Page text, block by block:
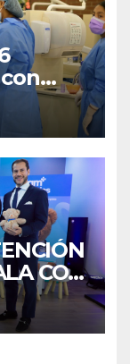
CON